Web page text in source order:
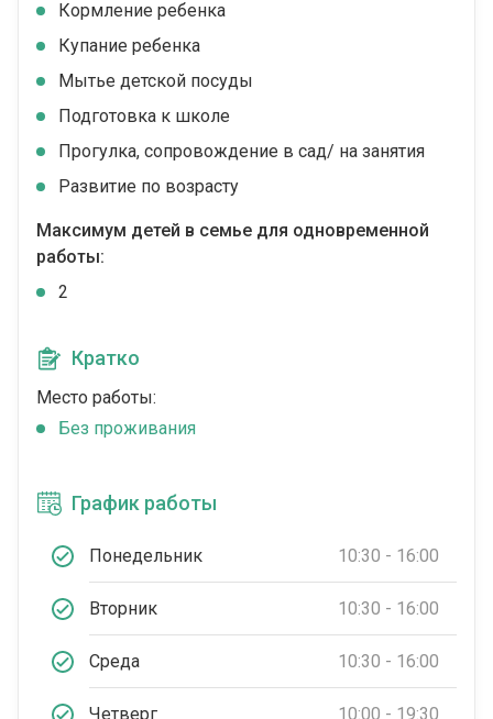
Кормление ребенка
Купание ребенка
Мытье детской посуды
Подготовка к школе
Прогулка, сопровождение в сад/ на занятия
Развитие по возрасту
Максимум детей в семье для одновременной
работы:
2
Кратко
Место работы:
Без проживания
График работы
Понедельник 10:30 - 16:00
Вторник 10:30 - 16:00
Среда 10:30 - 16:00
Четверг 10:00 - 19:30